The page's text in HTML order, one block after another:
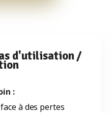
d'utilisation /
:
à des pertes